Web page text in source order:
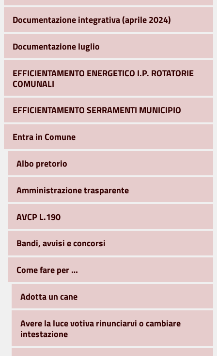
Documentazione integrativa (aprile 2024)
Documentazione luglio
EFFICIENTAMENTO ENERGETICO I.P. ROTATORIE
COMUNALI
EFFICIENTAMENTO SERRAMENTI MUNICIPIO
Entra in Comune
Albo pretorio
Amministrazione trasparente
AVCP L.190
Bandi, avvisi e concorsi
Come fare per …
Adotta un cane
Avere la luce votiva rinunciarvi o cambiare
intestazione